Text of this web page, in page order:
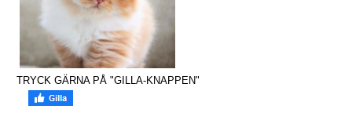
TRYCK GÄRNA PÅ "GILLA-KNAPPEN"